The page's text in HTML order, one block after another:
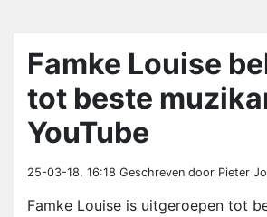
Famke Louise
tot beste
YouTube
25-03-18, 16:18 Geschreven door Pieter
Famke Louise is uitgeroepen tot